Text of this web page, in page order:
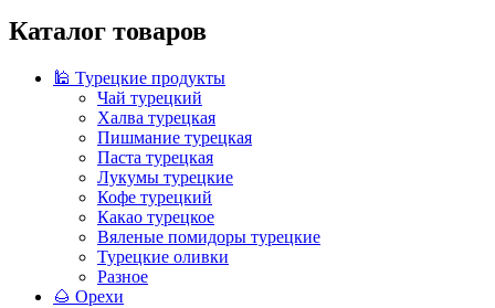
Каталог товаров
🕌 Турецкие продукты
Чай турецкий
Халва турецкая
Пишмание турецкая
Паста турецкая
Лукумы турецкие
Кофе турецкий
Какао турецкое
Вяленые помидоры турецкие
Турецкие оливки
Разное
🌰 Орехи